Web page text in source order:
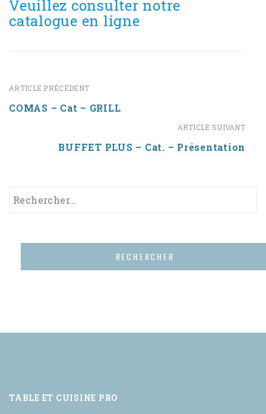
Veuillez consulter notre
catalogue en ligne
ARTICLE PRÉCÉDENT
COMAS – Cat – GRILL
ARTICLE SUIVANT
BUFFET PLUS – Cat. – Présentation
TABLE ET CUISINE PRO